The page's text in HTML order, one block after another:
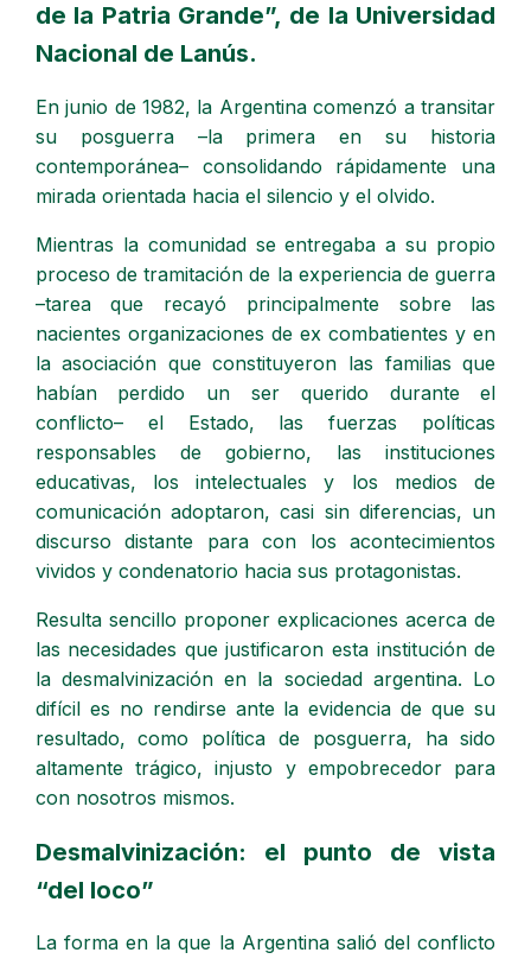
de la Patria Grande”, de la Universidad
Nacional de Lanús.
En junio de 1982, la Argentina comenzó a transitar
su posguerra –la primera en su historia
contemporánea– consolidando rápidamente una
mirada orientada hacia el silencio y el olvido.
Mientras la comunidad se entregaba a su propio
proceso de tramitación de la experiencia de guerra
–tarea que recayó principalmente sobre las
nacientes organizaciones de ex combatientes y en
la asociación que constituyeron las familias que
habían perdido un ser querido durante el
conflicto– el Estado, las fuerzas políticas
responsables de gobierno, las instituciones
educativas, los intelectuales y los medios de
comunicación adoptaron, casi sin diferencias, un
discurso distante para con los acontecimientos
vividos y condenatorio hacia sus protagonistas.
Resulta sencillo proponer explicaciones acerca de
las necesidades que justificaron esta institución de
la desmalvinización en la sociedad argentina. Lo
difícil es no rendirse ante la evidencia de que su
resultado, como política de posguerra, ha sido
altamente trágico, injusto y empobrecedor para
con nosotros mismos.
Desmalvinización: el punto de vista
“del loco”
La forma en la que la Argentina salió del conflicto